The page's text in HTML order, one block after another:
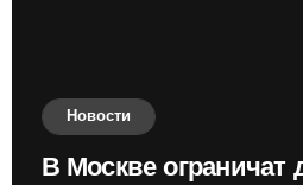
Новости
В Москве ограничат